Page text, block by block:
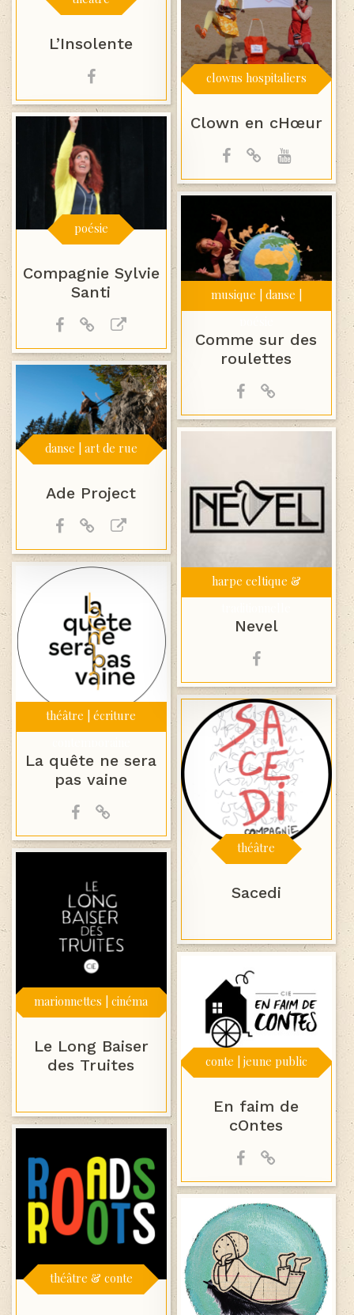
théâtre
Sacedi
théâtre & conte
marionnettes | cinéma
Le Long Baiser
des Truites
L’Insolente
musique | danse |
Comme sur des
roulettes
théâtre | écriture
La quête ne sera
pas vaine
danse | art de rue
Ade Project
conte | jeune public
En faim de
cOntes
clowns hospitaliers
Clown en cHœur
poésie
Compagnie Sylvie
Santi
harpe celtique &
Nevel